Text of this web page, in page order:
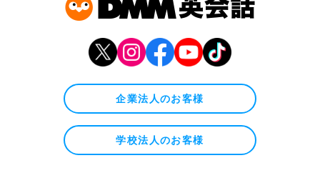
企業法人のお客様
学校法人のお客様